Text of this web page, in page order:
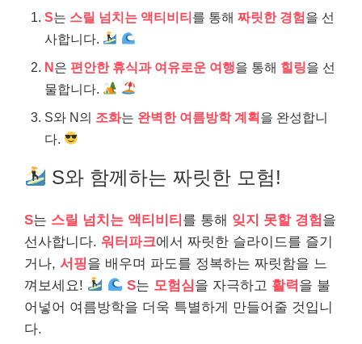
S는 스릴 넘치는 액티비티를 통해 짜릿한 경험을 선
사합니다.
N은 편안한 휴식과 여유로운 여행을 통해 힐링을 선
물합니다.
S와 N의 조화는 완벽한 여름방학 계획을 완성합니
다.
S와 함께하는 짜릿한 모험!
S는 스릴 넘치는 액티비티 를 통해 잊지 못할 경험을
선사합니다. 워터파크에서 짜릿한 슬라이드를 즐기
거나, 서핑을 배우며 파도를 정복하는 짜릿함을 느
껴보세요!
S는 모험심을 자극하고 활력 을 불
어넣어 여름방학을 더욱 특별하게 만들어줄 것입니
다.